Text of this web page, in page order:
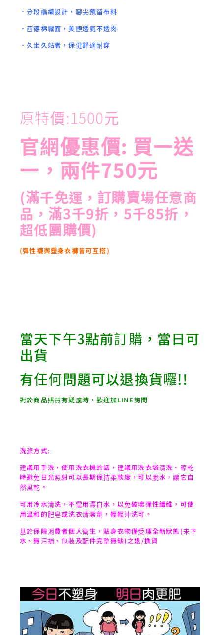
．分段編織設計，腳尖預留布料
．西德棉霧面，美觀透氣不透肉
．久坐久站者，保健舒適耐穿
原特價:1500元
官網優惠價: 買一送
一，兩件750元
(滿千免運，訂購賣場任意商
品，滿3千9折，5千85折，
超低團購價)
(彈性襪與塑身衣褲皆可互搭)
當天下午3點前訂購，當日可
出貨
有任何問題可以退換貨囉!!
對於商品購買有疑慮時，歡迎加LINE詢問
洗滌方式:
建議用手洗，使用洗衣機的話，建議用洗衣袋清洗、晾乾
時避免日光照射可以長期保持柔軟度，可以脫水，讓它自
然風乾。
可用冷水清洗，不需用漂白水，以免破壞彈性纖維，可使
用溫和的肥皂或洗衣清潔劑，輕輕沖洗可。
基於保障消費者個人衛生，貼身衣物僅受理全新狀態(未下
水、無污損、包裝及配件完整無缺)之退/換貨